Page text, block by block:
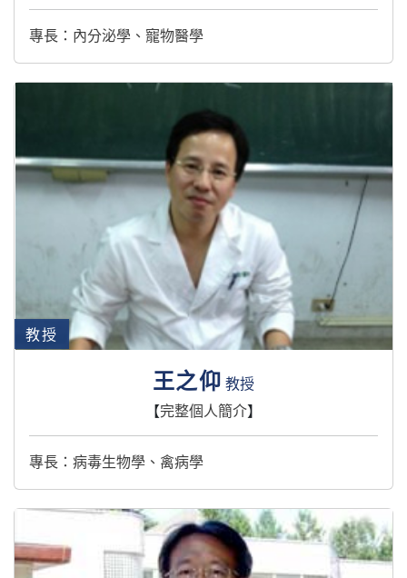
專長：內分泌學、寵物醫學
教授
王之仰 教授
【完整個人簡介】
專長：病毒生物學、禽病學